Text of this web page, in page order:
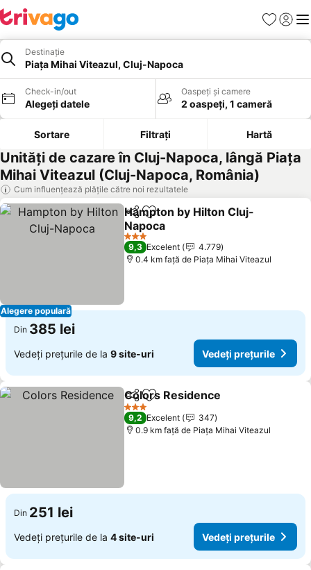
Favorite
Destinație
Piaţa Mihai Viteazul, Cluj-Napoca
Check-in/out
Alegeți datele
Oaspeți și camere
2 oaspeți, 1 cameră
Sortare Filtrați Hartă
Unități de cazare în Cluj-Napoca, lângă Piaţa
Mihai Viteazul (Cluj-Napoca, România)
Cum influențează plățile către noi rezultatele
Alegere populară
DistribuițiAdăugaţi la favorite
Hampton by Hilton Cluj-
Napoca
Vedeți prețurile
3 Stele
9,3 Excelent
4.779
0.4 km faţă de Piaţa Mihai Viteazul
Din 385 lei
Vedeți prețurile de la 9 site-uri Vedeți prețurile
DistribuițiAdăugaţi la favorite
Colors Residence
3 Stele
9,2 Excelent
347
0.9 km faţă de Piaţa Mihai Viteazul
Din 251 lei
Vedeți prețurile de la 4 site-uri Vedeți prețurile